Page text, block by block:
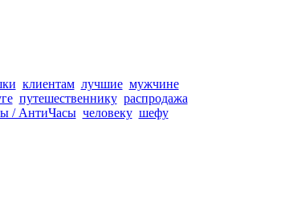
клиентам лучшие мужчине
путешественнику распродажа
/ АнтиЧасы человеку шефу